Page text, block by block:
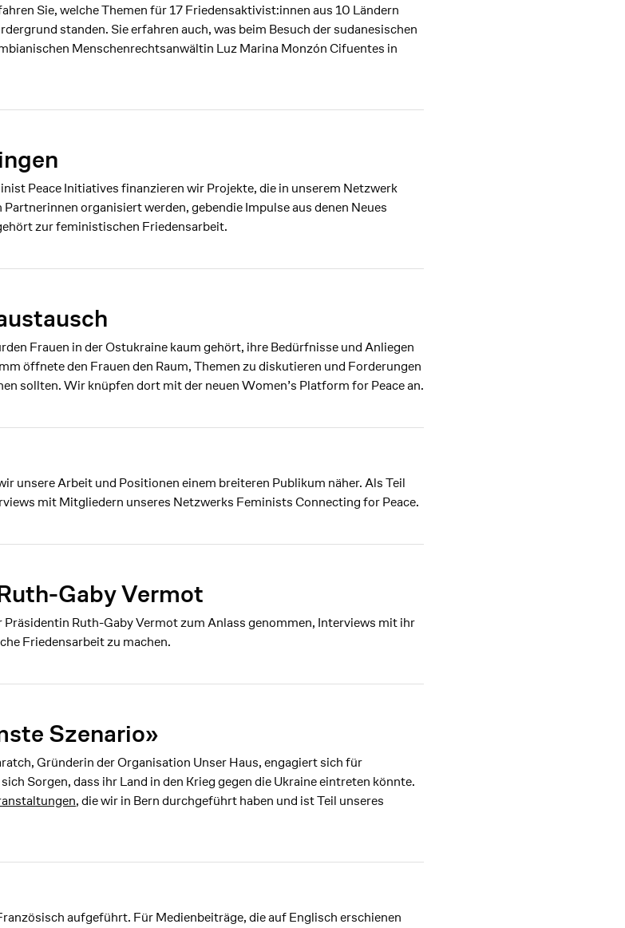
Sie, welche Themen für 17 Friedensaktivist:innen aus 10 Ländern
standen. Sie erfahren auch, was beim Besuch der sudanesischen
Menschenrechtsanwältin Luz Marina Monzón Cifuentes in
Peace Initiatives finanzieren wir Projekte, die in unserem Netzwerk
organisiert werden, gebendie Impulse aus denen Neues
zur feministischen Friedensarbeit.
Frauen in der Ostukraine kaum gehört, ihre Bedürfnisse und Anliegen
öffnete den Frauen den Raum, Themen zu diskutieren und Forderungen
sollten. Wir knüpfen dort mit der neuen Women’s Platform for Peace an.
unsere Arbeit und Positionen einem breiteren Publikum näher. Als Teil
mit Mitgliedern unseres Netzwerks Feminists Connecting for Peace.
Gaby Vermot
Ruth-Gaby Vermot zum Anlass genommen, Interviews mit ihr
Friedensarbeit zu machen.
Szenario»
Gründerin der Organisation Unser Haus, engagiert sich für
Sorgen, dass ihr Land in den Krieg gegen die Ukraine eintreten könnte.
, die wir in Bern durchgeführt haben und ist Teil unseres
aufgeführt. Für Medienbeiträge, die auf Englisch erschienen